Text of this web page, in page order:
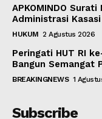
APKOMINDO
Administrasi
HUKUM 2 Agustus 2026
Peringati HUT RI
Bangun Semangat
BREAKINGNEWS 1
Subscribe